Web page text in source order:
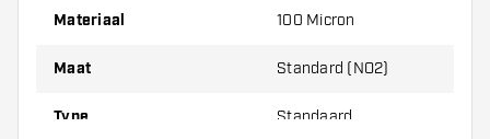
Materiaal 100 Micron
Maat Standard (NO2)
Type Standaard